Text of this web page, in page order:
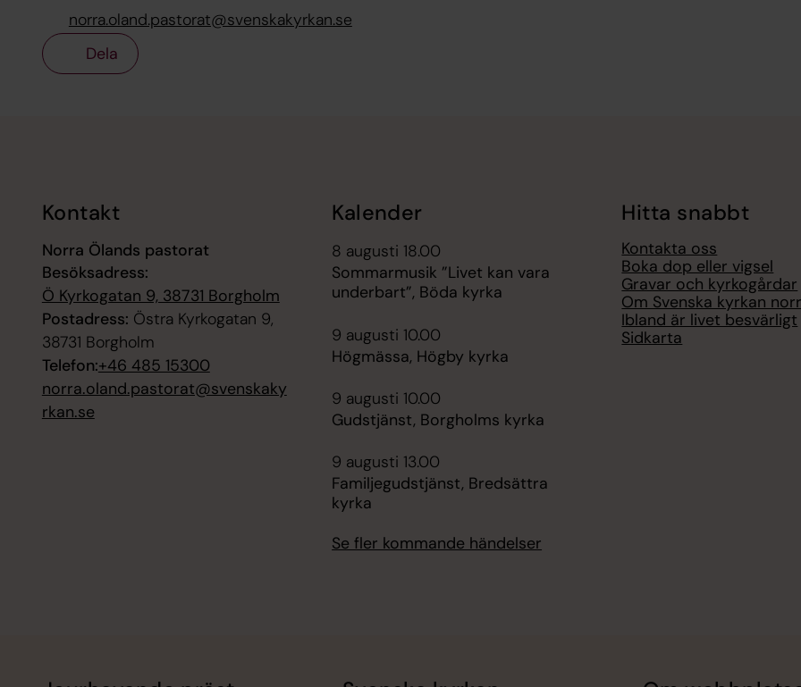
norra.oland.pastorat@svenskakyrkan.se
Dela
Kontakt
Norra Ölands pastorat
Besöksadress:
Ö Kyrkogatan 9, 38731 Borgholm
Postadress: Östra Kyrkogatan 9,
38731 Borgholm
Telefon:+46 485 15300
norra.oland.pastorat@svenskaky
rkan.se
Kalender
8 augusti 18.00
Sommarmusik ”Livet kan vara
underbart”, Böda kyrka
9 augusti 10.00
Högmässa, Högby kyrka
9 augusti 10.00
Gudstjänst, Borgholms kyrka
9 augusti 13.00
Familjegudstjänst, Bredsättra
kyrka
Se fler kommande händelser
Hitta snabbt
Kontakta oss
Boka dop eller vigsel
Gravar och kyrkogårdar
Om Svenska kyrkan
Ibland är livet besvärligt
Sidkarta